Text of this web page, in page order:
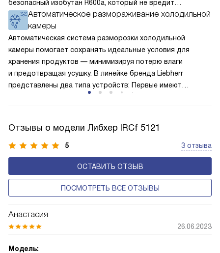
безопасный изобутан R600a, который не вредит
окружающей среде. Компрессор перегоняет его
по охладительному контуру по принципу насоса. Чем
лучше работает «мотор» прибора, тем качественнее
и быстрее происходит охлаждение, затрачивается
меньше электроэнергии.
Автоматическое размораживание холодильной
камеры
Автоматическая система разморозки холодильной
камеры помогает сохранять идеальные условия для
хранения продуктов — минимизируя потерю влаги
и предотвращая усушку. В линейке бренда Liebherr
представлены два типа устройств: Первые имеют
с панелью, выполняющей функцию «сухой стенки». Такие
устройства обеспечивают более комфортную
эксплуатацию и чаще всего оснащены нулевой зоной
свежести BioFresh 0°C. Они встречаются в сериях Plus,
Prime и Peak.
Отзывы о модели Либхер IRCf 5121
5 3 отзыва
ОСТАВИТЬ ОТЗЫВ
ПОСМОТРЕТЬ ВСЕ ОТЗЫВЫ
Анастасия
26.06.2023
Модель: